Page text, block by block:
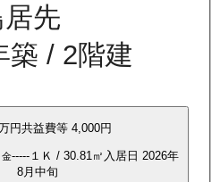
先
築 / 2階建
円共益費等 4,000円
----- １Ｋ / 30.81㎡ 入居日 2026年
8月中旬